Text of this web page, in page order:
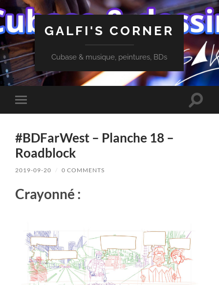
GALFI'S CORNER
Cubase & musique, peintures, BDs
Toggle
mobile
Toggle
#BDFarWest – Planche 18 –
Roadblock
2019-09-20 / 0 COMMENTS
Crayonné :